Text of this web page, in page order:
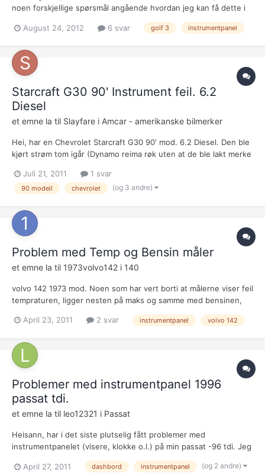
noen forskjellige spørsmål angående hvordan jeg kan få dette i
speedometeret som er defekt når jeg mangler en og annen
August 24, 2012 6 svar golf 3 instrumentpanel
Starcraft G30 90' Instrument feil. 6.2
Diesel
et emne la til Slayfare i Amcar - amerikanske bilmerker
Hei, har en Chevrolet Starcraft G30 90' mod. 6.2 Diesel. Den ble
kjørt strøm tom igår (Dynamo reima røk uten at de ble lakt merke
ikke om dette har noen sammen heng, men vet noen hva
problemet kan være? Håper på raske og...
Juli 21, 2011 1 svar
90 modell chevrolet (og 3 andre)
Problem med Temp og Bensin måler
et emne la til 1973volvo142 i 140
volvo 142 1973 mod. Noen som har vert borti at målerne viser feil
tempraturen, ligger nesten på maks og samme med bensinen,
noen som kan ha noen tips hva som kan være feil? syns det er
April 23, 2011 2 svar instrumentpanel volvo 142
Problemer med instrumentpanel 1996
passat tdi.
et emne la til leo12321 i Passat
Heisann, har i det siste plutselig fått problemer med
instrumentpanelet (visere, klokke o.l.) på min passat -96 tdi. Jeg
starte bilen igjen, sluttet instrumentpanelet å fungere. Det som
April 27, 2011 dashbord instrumentpanel (og 2 andre)